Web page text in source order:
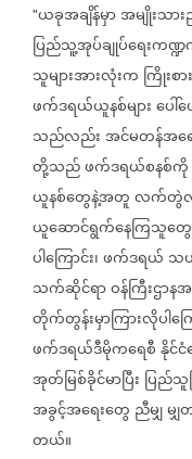
"ယခုအချိန်မှာအမျိုးသာ
ပြည်သူ့အုပ်ချုပ်ရေးကဏ္
သူများအားလုံးက ကြိုးစ
ဖက်ဒရယ်ယူနစ်များပေါ်
သည်လည်းအင်မတန်အရေ
တို့သည်ဖက်ဒရယ်စနစ်ကို
ယူနစ်တွေနဲ့အတူလက်တွဲလု
ယူဆောင်ရွက်နေကြသူတွ
ပါကြောင်း၊ဖက်ဒရယ် သ
သက်ဆိုင်ရာဝန်ကြီးဌာန
တိုက်တွန်းမှာကြားလိုပါကြ
ဖက်ဒရယ်ဒီမိုကရေစီနိုင်
အုတ်မြစ်ခိုင်မာပြီး ပြည်
အခွင့်အရေးတွေ ညီမျှမျှ
တယ်။